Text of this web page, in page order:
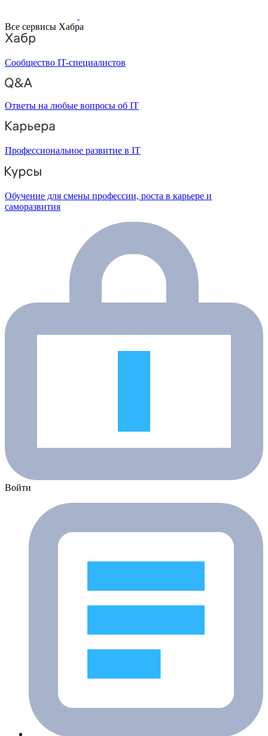
Все сервисы Хабра
Сообщество IT-специалистов
Ответы на любые вопросы об IT
Профессиональное развитие в IT
Обучение для смены профессии, роста в карьере и
саморазвития
Войти